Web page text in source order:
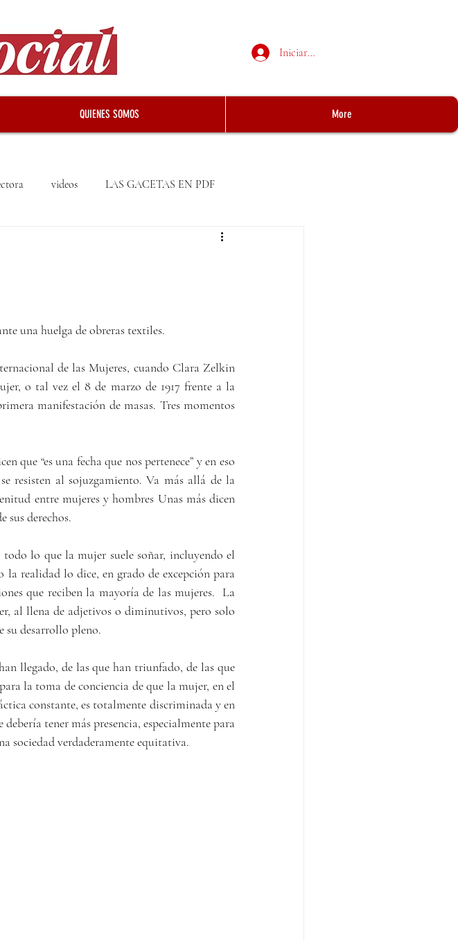
Iniciar sesión
QUIENES SOMOS More
videos LAS GACETAS EN PDF
una huelga de obreras textiles.
de las Mujeres, cuando Clara Zelkin
manifestación de masas. Tres momentos
que “es una fecha que nos pertenece” y en eso
resisten al sojuzgamiento. Va más allá de la
entre mujeres y hombres Unas más dicen
sus derechos.
lo que la mujer suele soñar, incluyendo el
realidad lo dice, en grado de excepción para
que reciben la mayoría de las mujeres.  La
al llena de adjetivos o diminutivos, pero solo
su desarrollo pleno.
llegado, de las que han triunfado, de las que
la toma de conciencia de que la mujer, en el
constante, es totalmente discriminada y en
tener más presencia, especialmente para
sociedad verdaderamente equitativa.